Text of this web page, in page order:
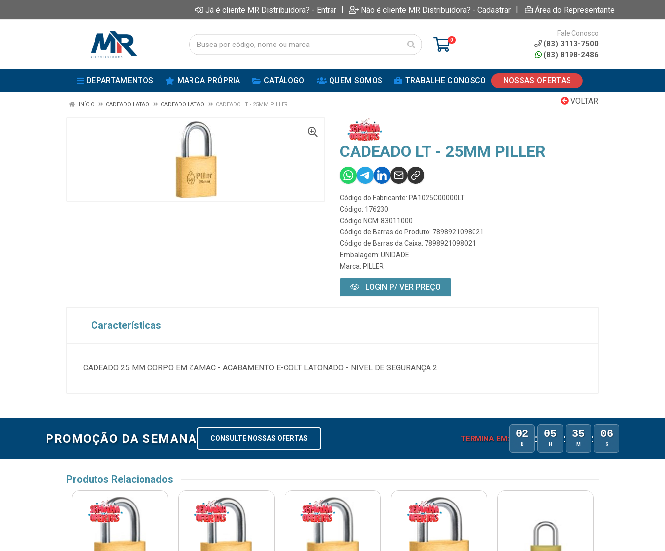
Já é cliente MR Distribuidora? - Entrar | Não é cliente MR Distribuidora? - Cadastrar | Área do Representante
0
Fale Conosco
(83) 3113-7500
(83) 8198-2486
DEPARTAMENTOS MARCA PRÓPRIA CATÁLOGO QUEM SOMOS TRABALHE CONOSCO NOSSAS OFERTAS
VOLTAR
INÍCIO CADEADO LATAO CADEADO LATAO CADEADO LT - 25MM PILLER
CADEADO LT - 25MM PILLER
Código do Fabricante: PA1025C00000LT
Código: 176230
Código NCM: 83011000
Código de Barras do Produto: 7898921098021
Código de Barras da Caixa: 7898921098021
Embalagem: UNIDADE
Marca: PILLER
LOGIN P/ VER PREÇO
Características
CADEADO 25 MM CORPO EM ZAMAC - ACABAMENTO E-COLT LATONADO - NIVEL DE SEGURANÇA 2
PROMOÇÃO DA SEMANA CONSULTE NOSSAS OFERTAS TERMINA EM: 02
D : 05
H : 35
M : 06
S
Produtos Relacionados